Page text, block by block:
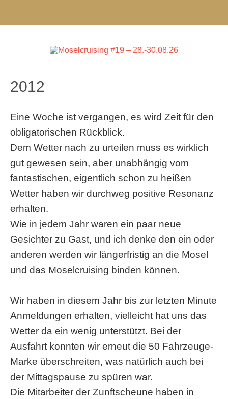
2012
Eine Woche ist vergangen, es wird Zeit für den
obligatorischen Rückblick.
Dem Wetter nach zu urteilen muss es wirklich
gut gewesen sein, aber unabhängig vom
fantastischen, eigentlich schon zu heißen
Wetter haben wir durchweg positive Resonanz
erhalten.
Wie in jedem Jahr waren ein paar neue
Gesichter zu Gast, und ich denke den ein oder
anderen werden wir längerfristig an die Mosel
und das Moselcruising binden können.
Wir haben in diesem Jahr bis zur letzten Minute
Anmeldungen erhalten, vielleicht hat uns das
Wetter da ein wenig unterstützt. Bei der
Ausfahrt konnten wir erneut die 50 Fahrzeuge-
Marke überschreiten, was natürlich auch bei
der Mittagspause zu spüren war.
Die Mitarbeiter der Zunftscheune haben in